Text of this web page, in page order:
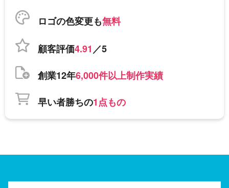
ロゴの色変更も無料
顧客評価4.91／5
創業12年6,000件以上制作実績
早い者勝ちの1点もの